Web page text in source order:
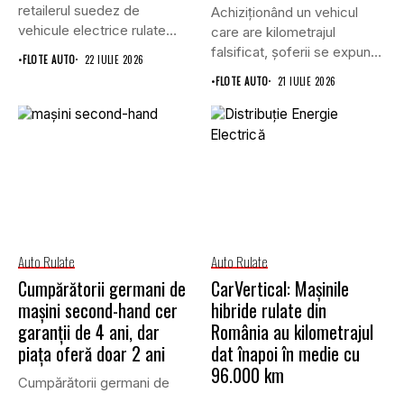
retailerul suedez de
vehicule electrice rulate
Carla,...
•FLOTE AUTO 22 IULIE 2026
Achiziționând un vehicul
care are kilometrajul
falsificat, șoferii se expun
pe două...
•FLOTE AUTO 21 IULIE 2026
Auto Rulate
Cumpărătorii germani de
mașini second-hand cer
garanții de 4 ani, dar
piața oferă doar 2 ani
Cumpărătorii germani de
Auto Rulate
CarVertical: Mașinile
hibride rulate din
România au kilometrajul
dat înapoi în medie cu
96.000 km